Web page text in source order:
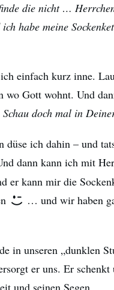
die nicht …
habe meine
einfach kurz inne.
wo Gott wohnt. Und
Schau doch mal in
düse ich dahin – und
dann kann ich mit
er kann mir die
… und wir haben
in unseren „dunklen
er uns. Er schenkt